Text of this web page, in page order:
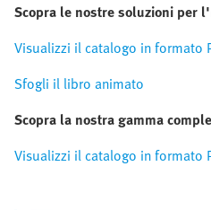
Scopra le nostre soluzioni per
Visualizzi il catalogo in formato
Sfogli il libro animato
Scopra la nostra gamma
Visualizzi il catalogo in formato